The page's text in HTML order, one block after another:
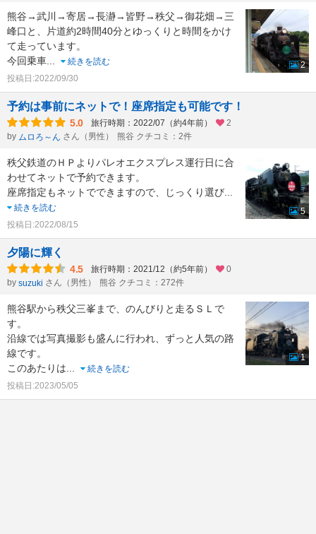
熊谷→武川→寄居→長瀞→皆野→秩父→御花畑→三
峰口と、片道約2時間40分とゆっくりと時間をかけ
て走っています。
今回乗車
続きを読む
投稿日:2022/09/30
2
予約は事前にネットで！座席指定も可能です！
5.0 旅行時期：2022/07（約4年前）
2
by ムロろ～ん さん（男性） 熊谷 クチコミ：2件
秩父鉄道のＨＰよりパレオエクスプレス運行日に合
わせてネットで予約できます。
座席指定もネットでできますので、じっくり選び
続きを読む
投稿日:2022/08/15
5
夕陽に輝く
4.5 旅行時期：2021/12（約5年前）
0
by suzuki さん（男性） 熊谷 クチコミ：272件
熊谷駅から秩父三峯まで、のんびりと走るＳＬで
す。
沿線では写真撮影も盛んに行われ、ずっと人気の路
線です。
このあたりは
続きを読む
投稿日:2023/05/05
1